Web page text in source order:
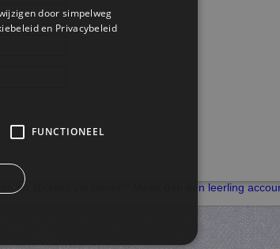
en stickers verdienen? Maak dan een leerling
door simpelweg
en Privacybeleid
FUNCTIONEEL